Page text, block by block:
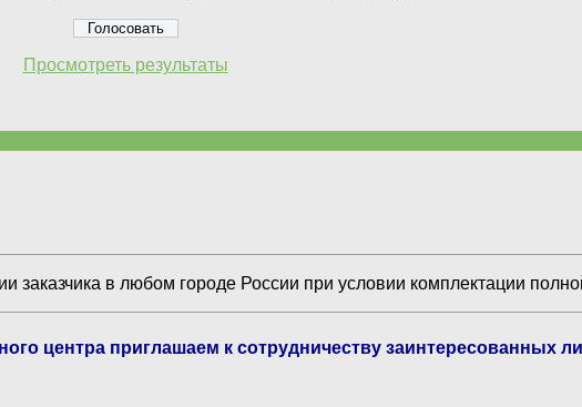
Просмотреть результаты
заказчика в любом городе России при условии комплектации
центра приглашаем к сотрудничеству заинтересованных